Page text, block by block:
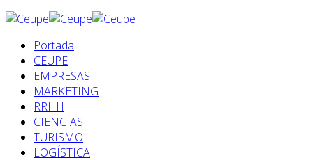
Portada
CEUPE
EMPRESAS
MARKETING
RRHH
CIENCIAS
TURISMO
LOGÍSTICA